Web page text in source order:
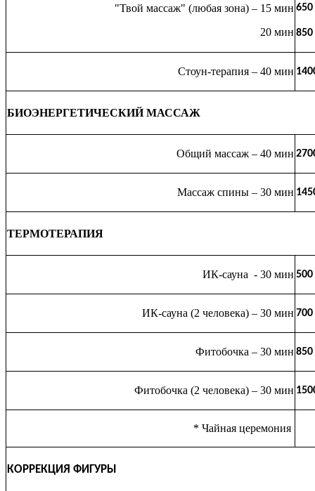
"Твой массаж" (любая зона) – 15 мин
20 мин
650
850
Стоун-терапия – 40 мин
БИОЭНЕРГЕТИЧЕСКИЙ МАССАЖ
Общий массаж – 40 мин
Массаж спины – 30 мин
ТЕРМОТЕРАПИЯ
ИК-сауна - 30 мин 500
ИК-сауна (2 человека) – 30 мин 700
Фитобочка – 30 мин 850
Фитобочка (2 человека) – 30 мин
* Чайная церемония
КОРРЕКЦИЯ ФИГУРЫ